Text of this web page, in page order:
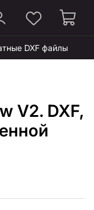
DXF файлы
V2. DXF,